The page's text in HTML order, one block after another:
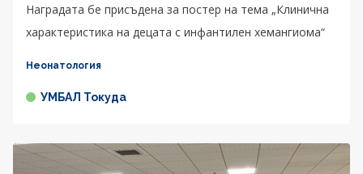
Наградата бе присъдена за постер на тема „Клинична
характеристика на децата с инфантилен хемангиома“
Неонатология
УМБАЛ Токуда